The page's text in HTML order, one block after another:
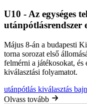
U10 - Az egységes
utánpótlásrendszer
Május 8-án a budapesti
torna sorozat első
felmérni a játékosokat, és
kiválasztási folyamatot.
utánpótlás kiválasztás
Olvass tovább